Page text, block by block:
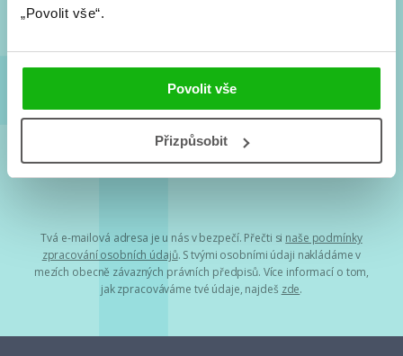
„Povolit vše“.
Povolit vše
Přizpůsobit
Souhlasím spodmínkami zpracování osobních údajů
Tvá e-mailová adresa je u nás v bezpečí. Přečti si naše podmínky
zpracování osobních údajů. S tvými osobními údaji nakládáme v
mezích obecně závazných právních předpisů. Více informací o tom,
jak zpracováváme tvé údaje, najdeš zde.